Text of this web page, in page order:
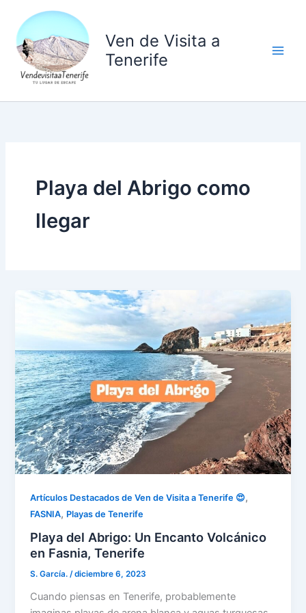
contenido
Ven de Visita a
Tenerife
Playa del Abrigo como
llegar
Artículos Destacados de Ven de Visita a Tenerife 😍,
FASNIA, Playas de Tenerife
Playa del Abrigo: Un Encanto Volcánico
en Fasnia, Tenerife
S. García./diciembre 6, 2023
Cuando piensas en Tenerife, probablemente